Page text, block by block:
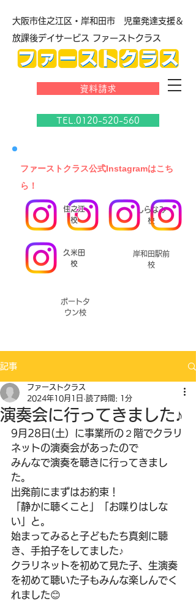
大阪市住之江区・岸和田市 児童発達支援＆
放課後デイサービス ファーストクラス
資料請求
TEL.0120-520-560
​ファーストクラス公式Instagramはこち
ら！
しらなみ
校
久米田
校
岸和田駅前
校
ポートタ
ウン校
住之江
校
記事
演奏会に行ってきました♪
ファーストクラス
2024年10月1日 読了時間: 1分
9月28日(土）に事業所の２階でクラリ
ネットの演奏会があったので
みんなで演奏を聴きに行ってきまし
た。
出発前にまずはお約束！
「静かに聴くこと」「お喋りはしな
い」と。
始まってみると子どもたち真剣に聴
き、手拍子をしてました♪
クラリネットを初めて見た子、生演奏
を初めて聴いた子もみんな楽しんでく
れました😊